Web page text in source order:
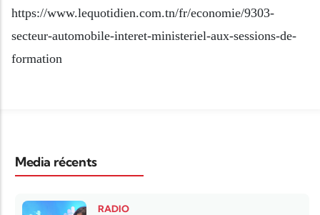
https://www.lequotidien.com.tn/fr/economie/9303-
secteur-automobile-interet-ministeriel-aux-sessions-de-
formation
Media récents
RADIO